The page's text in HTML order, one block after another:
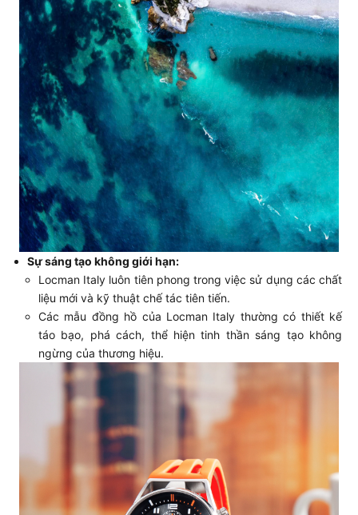
Sự sáng tạo không giới hạn:
Locman Italy luôn tiên phong trong việc sử dụng các chất
liệu mới và kỹ thuật chế tác tiên tiến.
Các mẫu đồng hồ của Locman Italy thường có thiết kế
táo bạo, phá cách, thể hiện tinh thần sáng tạo không
ngừng của thương hiệu.